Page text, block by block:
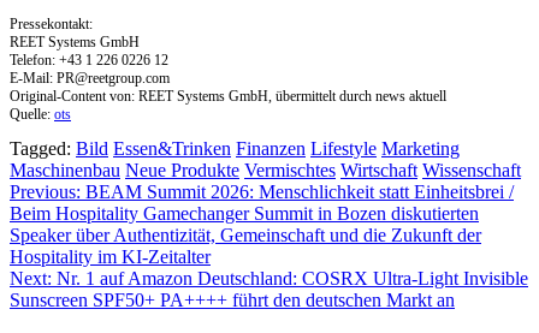
Pressekontakt:
REET Systems GmbH
Telefon: +43 1 226 0226 12
E-Mail: PR@reetgroup.com
Original-Content von: REET Systems GmbH, übermittelt durch news aktuell
Quelle: ots
Tagged: Bild Essen&Trinken Finanzen Lifestyle Marketing
Maschinenbau Neue Produkte Vermischtes Wirtschaft Wissenschaft
Beitragsnavigation
Previous: BEAM Summit 2026: Menschlichkeit statt Einheitsbrei /
Beim Hospitality Gamechanger Summit in Bozen diskutierten
Speaker über Authentizität, Gemeinschaft und die Zukunft der
Hospitality im KI-Zeitalter
Next: Nr. 1 auf Amazon Deutschland: COSRX Ultra-Light Invisible
Sunscreen SPF50+ PA++++ führt den deutschen Markt an